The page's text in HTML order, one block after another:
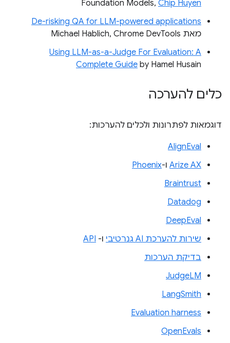
Foundation Models, Chip Huyen
De-risking QA for LLM-powered applications
מאת Michael Hablich, Chrome DevTools
Using LLM-as-a-Judge For Evaluation: A
Complete Guide by Hamel Husain
כלים להערכה
דוגמאות לפתרונות ולכלים להערכות:
AlignEval
Arize AX ו-Phoenix
Braintrust
Datadog
DeepEval
שירות להערכת AI גנרטיבי
ו- API
בדיקת הערכות
JudgeLM
LangSmith
Evaluation harness
OpenEvals